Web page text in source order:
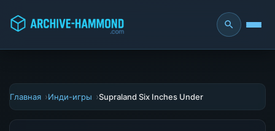
Главная Инди-игры Supraland Six Inches Under